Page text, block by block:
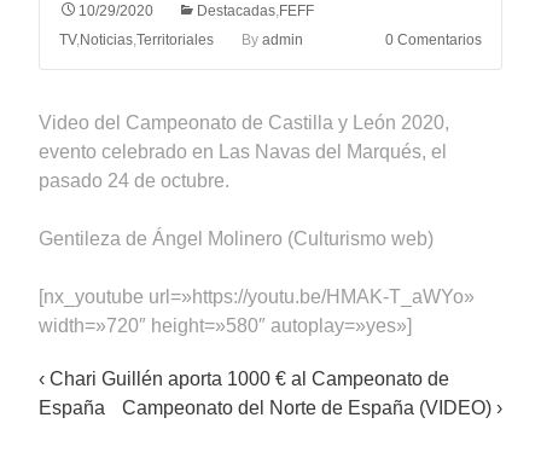
10/29/2020 Destacadas,FEFF
TV,Noticias,Territoriales By admin 0 Comentarios
Video del Campeonato de Castilla y León 2020,
evento celebrado en Las Navas del Marqués, el
pasado 24 de octubre.
Gentileza de Ángel Molinero (Culturismo web)
[nx_youtube url=»https://youtu.be/HMAK-T_aWYo»
width=»720″ height=»580″ autoplay=»yes»]
Post
‹ Chari Guillén aporta 1000 € al Campeonato de
España
Campeonato del Norte de España (VIDEO) ›